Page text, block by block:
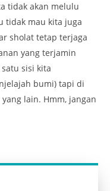
tidak akan melulu
tidak mau kita juga
sholat tetap terjaga
yang terjamin
sisi kita
bumi) tapi di
lain. Hmm, jangan